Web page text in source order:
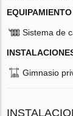
Sistema de
Gimnasio